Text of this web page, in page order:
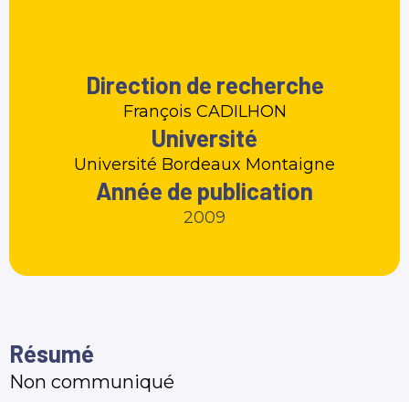
Direction de recherche
François CADILHON
Université
Université Bordeaux Montaigne
Année de publication
2009
Résumé
Non communiqué